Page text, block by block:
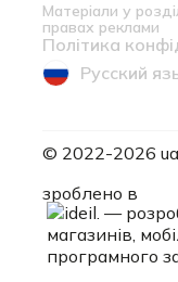
Матеріали у
правах реклами
Політика
Русский
© 2022-2026
зроблено в